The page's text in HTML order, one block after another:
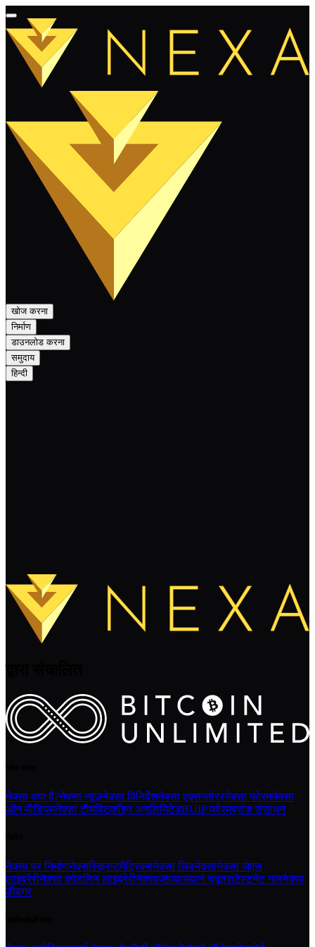
खोज करना
निर्माण
डाउनलोड करना
समुदाय
हिन्दी
नेक्सा क्या है?नेक्सा न्यूज़नेक्सा विनिर्देशनेक्सा एक्सप्लोररनेक्सा फोरमनेक्सा
ऑन मीडियमनेक्सा टीमबिटकॉइन अनलिमिटेडBUIP फोरमब्रांड संसाधन
नेक्सा पर निर्माणनेक्सस्क्रिप्टमैट्रिक्सनेक्सा लिबनेक्सानेक्सा जेएस
लाइब्रेरीनेक्सा कोटलिन लाइब्रेरीनेक्साज्सव्याख्यान चबूतराटेस्टनेट नलनेक्सा
डीबगर